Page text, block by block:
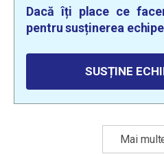
Dacă îți place ce
pentru susținerea
SUSȚINE
Mai